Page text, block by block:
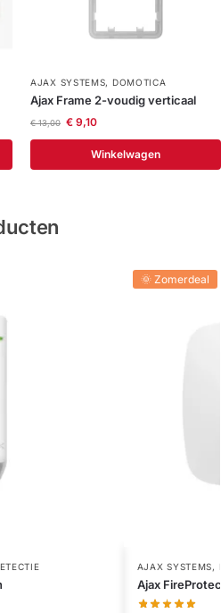
AJAX SYSTEMS, DOMOTICA
Ajax Frame 2-voudig verticaal
€13,00 €9,10
Winkelwagen
🌞 Zomerdeal
AJAX SYSTEMS,
Ajax